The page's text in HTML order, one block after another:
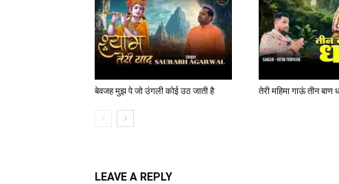
बेवजह मुझ पे जो उंगली कोई उठ जाती है तेरी महिमा गाऊं तीन बाण
LEAVE A REPLY